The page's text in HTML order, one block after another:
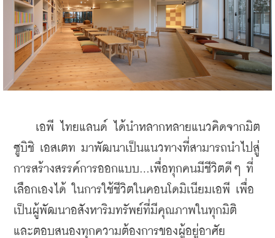
เอพี ไทยแลนด์ ได้นำหลากหลายแนวคิดจากมิต
ซูบิชิ เอสเตท มาพัฒนาเป็นแนวทางที่สามารถนำไปสู่
การสร้างสรรค์การออกแบบ…เพื่อทุกคนมีชีวิตดีๆ ที่
เลือกเองได้ ในการใช้ชีวิตในคอนโดมิเนียมเอพี เพื่อ
เป็นผู้พัฒนาอสังหาริมทรัพย์ที่มีคุณภาพในทุกมิติ
และตอบสนองทุกความต้องการของผู้อยู่อาศัย